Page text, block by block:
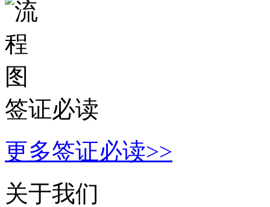
签证必读
更多签证必读>>
关于我们